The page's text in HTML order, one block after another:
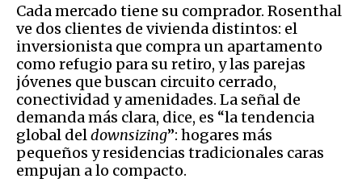
Cada mercado tiene su comprador. Rosenthal
ve dos clientes de vivienda distintos: el
inversionista que compra un apartamento
como refugio para su retiro, y las parejas
jóvenes que buscan circuito cerrado,
conectividad y amenidades. La señal de
demanda más clara, dice, es “la tendencia
global deldownsizing”: hogares más
pequeños y residencias tradicionales caras
empujan a lo compacto.